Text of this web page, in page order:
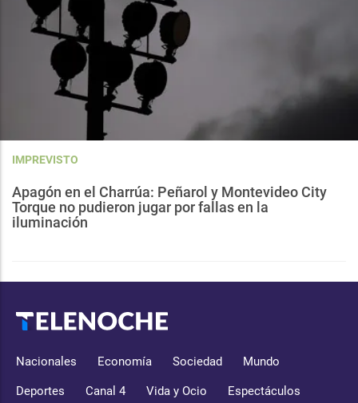
IMPREVISTO
Apagón en el Charrúa: Peñarol y Montevideo City
Torque no pudieron jugar por fallas en la
iluminación
Nacionales Economía Sociedad Mundo
Deportes Canal 4 Vida y Ocio Espectáculos